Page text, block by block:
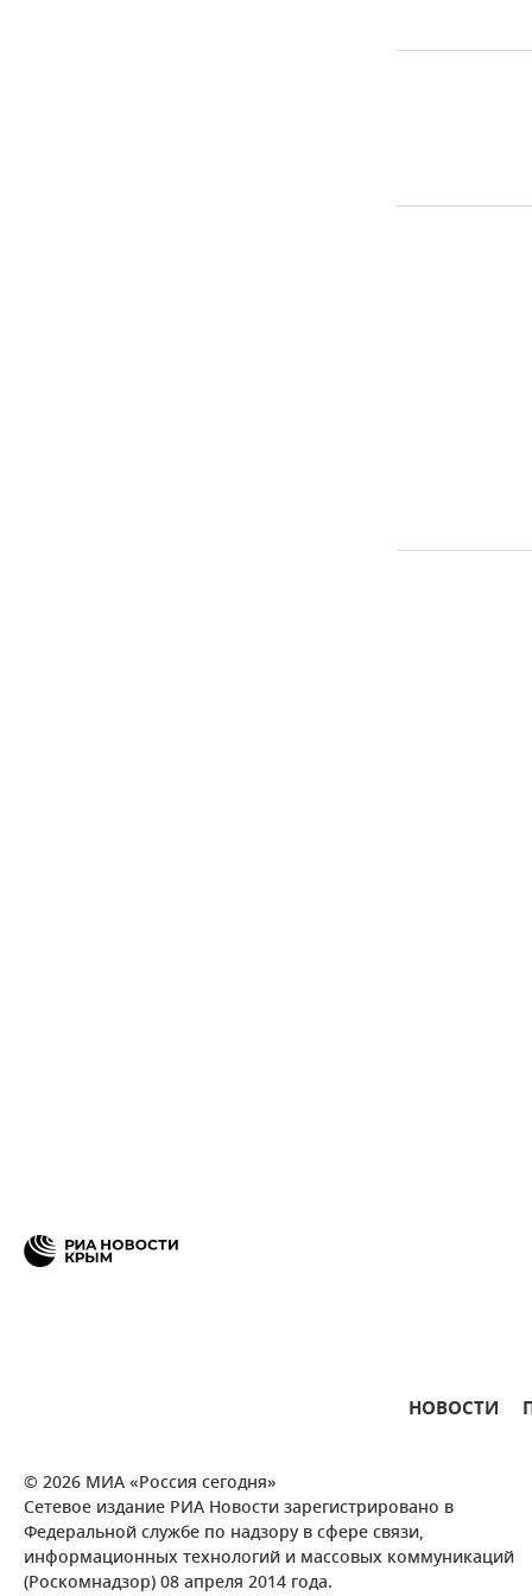
НОВОСТИ
© 2026 МИА «Россия сегодня»
Сетевое издание РИА Новости зарегистрировано в
Федеральной службе по надзору в сфере связи,
информационных технологий и массовых коммуникаций
(Роскомнадзор) 08 апреля 2014 года.